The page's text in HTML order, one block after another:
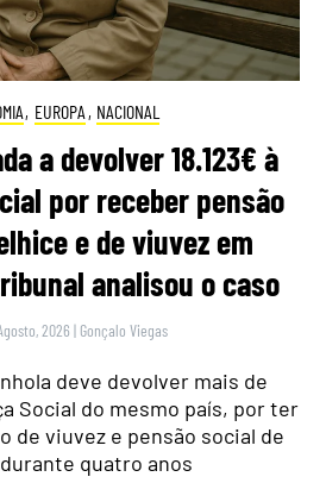
, EUROPA , NACIONAL
a devolver 18.123€ à
por receber pensão
e de viuvez em
analisou o caso
2026 | Gonçalo Viegas
deve devolver mais de
Social do mesmo país, por ter
de viuvez e pensão social de
quatro anos